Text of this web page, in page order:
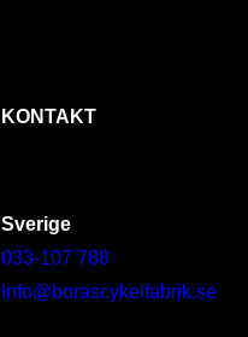
KONTAKT
Sverige
033-107 788
Info@borascykelfabrik.se